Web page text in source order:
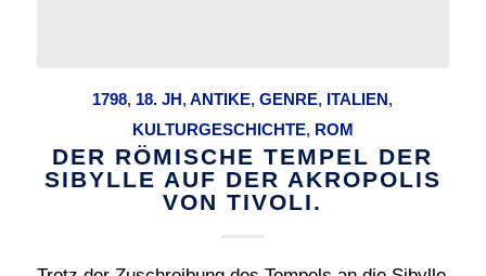
1798, 18. JH,ANTIKE,GENRE, ITALIEN,
KULTURGESCHICHTE, ROM
DER RÖMISCHE TEMPEL DER
SIBYLLE AUF DER AKROPOLIS
VON TIVOLI.